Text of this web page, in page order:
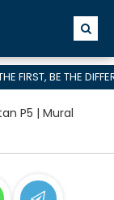
FIRST, BE THE
2028
P5 | Mural